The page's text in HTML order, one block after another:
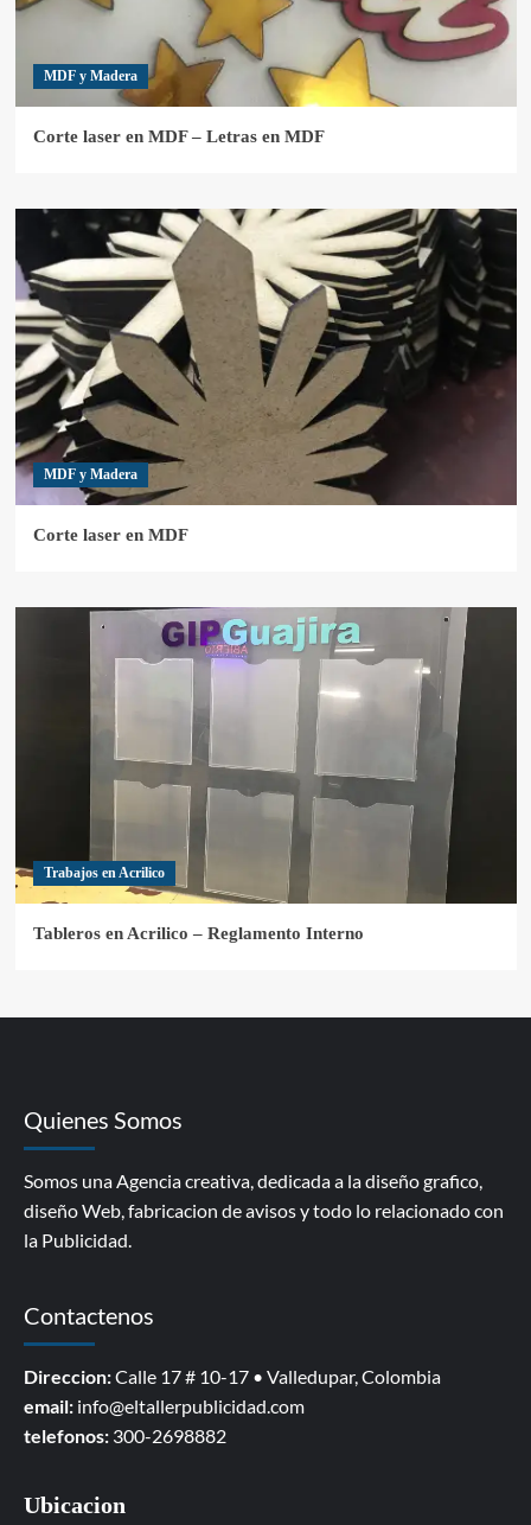
MDF y Madera
Corte laser en MDF – Letras en MDF
MDF y Madera
Corte laser en MDF
Trabajos en Acrilico
Tableros en Acrilico – Reglamento Interno
Quienes Somos
Somos una Agencia creativa, dedicada a la diseño grafico,
diseño Web, fabricacion de avisos y todo lo relacionado con
la Publicidad.
Contactenos
Direccion:Calle 17 # 10-17 • Valledupar, Colombia
email: info@eltallerpublicidad.com
telefonos: 300-2698882
Ubicacion